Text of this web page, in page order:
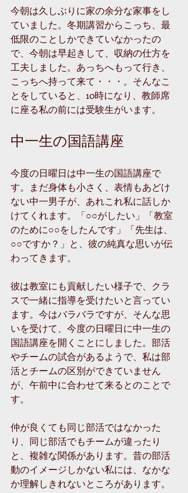
今朝は久しぶりに家の余分な家事をし
ていました。冬期講習からこっち、最
低限のことしかできていなかったの
で、今朝は早起きして、収納の仕方を
工夫しました。あっちへもって行き、
こっちへ持って来て・・・。そんなこ
とをしていると、10時になり、教師席
に座る私の前には受験生がいます。
中一生の国語講座
今度の日曜日は中一生の国語講座で
す。まだ身体も小さく、表情もあどけ
ない中一男子が、あれこれ私に話しか
けてくれます。「○○がしたい」「教室
のために○○をしたんです」「先生は、
○○ですか？」と、彼の純真な思いが伝
わってきます。
彼は教室にも貢献したい様子で、クラ
スで一緒に指導を受けたいと言ってい
ます。今はバラバラですが、そんな思
いを受けて、今度の日曜日に中一生の
国語講座を開くことにしました。部活
やチームの試合があるようで、私は部
活とチームの区別ができていません
が、午前中に合わせて来るとのことで
す。
仲が良くても同じ部活ではなかった
り、同じ部活でもチームが違ったり
と、複雑な関係があります。昔の部活
動のイメージしかない私には、なかな
か理解しきれないところがあります。